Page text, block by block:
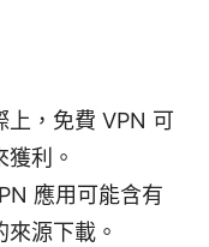
上，免費 VPN 可
利。
應用可能含有
源下載。